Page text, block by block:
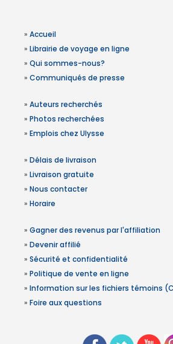
» Accueil
» Librairie de voyage en ligne
» Qui sommes-nous?
» Communiqués de presse
» Auteurs recherchés
» Photos recherchées
» Emplois chez Ulysse
» Délais de livraison
» Livraison gratuite
» Nous contacter
» Horaire
» Gagner des revenus par l'affiliation
» Devenir affilié
» Sécurité et confidentialité
» Politique de vente en ligne
» Information sur les fichiers témoins
» Foire aux questions